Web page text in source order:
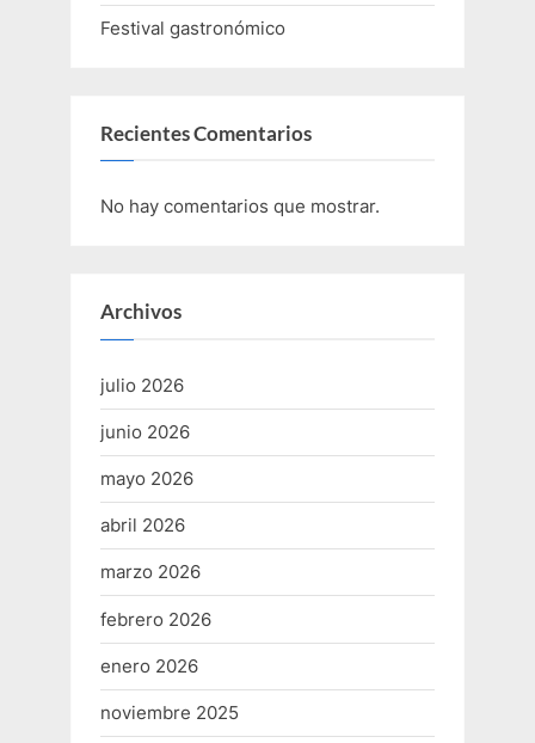
Festival gastronómico
Recientes Comentarios
No hay comentarios que mostrar.
Archivos
julio 2026
junio 2026
mayo 2026
abril 2026
marzo 2026
febrero 2026
enero 2026
noviembre 2025